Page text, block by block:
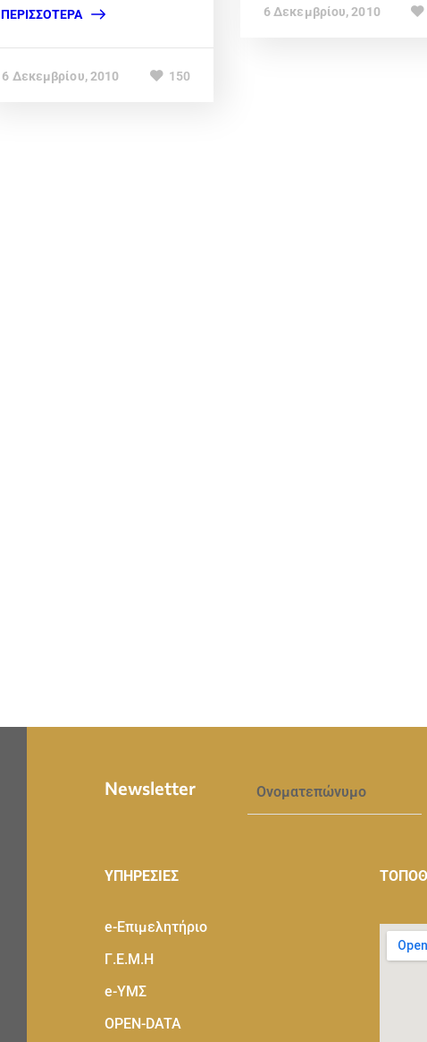
ΠΕΡΙΣΣΌΤΕΡΑ
6 Δεκεμβρίου, 2010 150
6 Δεκεμβρίου, 2010
Newsletter
ΥΠΗΡΕΣΙΕΣ
e-Eπιμελητήριο
Γ.Ε.Μ.Η
e-ΥΜΣ
OPEN-DATA